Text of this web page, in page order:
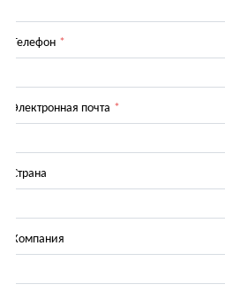
Телефон *
Электронная почта *
Страна
Компания